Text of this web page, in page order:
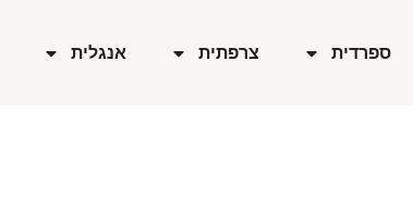
ספרדית צרפתית אנגלית